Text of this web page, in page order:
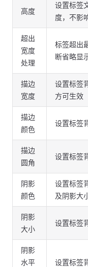
高度
设置标签
度，不影
超出
宽度
处理
标签超出
断省略显
描边
宽度
设置标签
方可生效
描边
颜色
设置标签
描边
圆角
设置标签
阴影
颜色
设置标签
及阴影大
阴影
大小
设置标签
阴影
水平
设置标签